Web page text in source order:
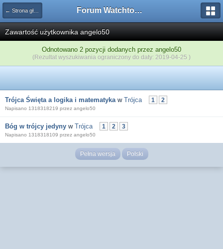
← Strona główna Forum Watchtower
Zawartość użytkownika angelo50
Odnotowano 2 pozycji dodanych przez angelo50
(Rezultat wyszukiwania ograniczony do daty: 2019-04-25 )
Trójca Święta a logika i matematykaw Trójca 1 2
Napisano 1318318219 przez angelo50
Bóg w trójcy jedyny w Trójca 1 2 3
Napisano 1318318109 przez angelo50
Pełna wersja Polski